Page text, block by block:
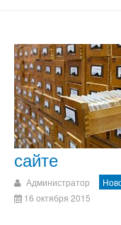
сайте
Администратор
16 октября 2015